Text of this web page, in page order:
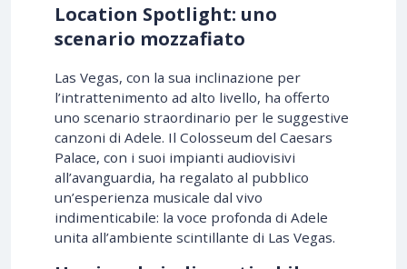
Location Spotlight: uno
scenario mozzafiato
Las Vegas, con la sua inclinazione per
l’intrattenimento ad alto livello, ha offerto
uno scenario straordinario per le suggestive
canzoni di Adele. Il Colosseum del Caesars
Palace, con i suoi impianti audiovisivi
all’avanguardia, ha regalato al pubblico
un’esperienza musicale dal vivo
indimenticabile: la voce profonda di Adele
unita all’ambiente scintillante di Las Vegas.